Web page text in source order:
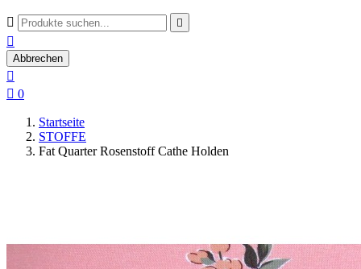
 

Abbrechen

 0
Startseite
STOFFE
Fat Quarter Rosenstoff Cathe Holden